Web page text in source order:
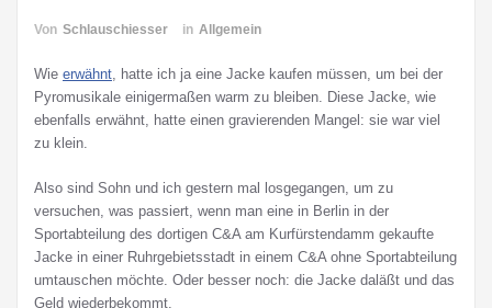
Von Schlauschiesser in Allgemein
Wie erwähnt, hatte ich ja eine Jacke kaufen müssen, um bei der
Pyromusikale einigermaßen warm zu bleiben. Diese Jacke, wie
ebenfalls erwähnt, hatte einen gravierenden Mangel: sie war viel
zu klein.
Also sind Sohn und ich gestern mal losgegangen, um zu
versuchen, was passiert, wenn man eine in Berlin in der
Sportabteilung des dortigen C&A am Kurfürstendamm gekaufte
Jacke in einer Ruhrgebietsstadt in einem C&A ohne Sportabteilung
umtauschen möchte. Oder besser noch: die Jacke daläßt und das
Geld wiederbekommt.